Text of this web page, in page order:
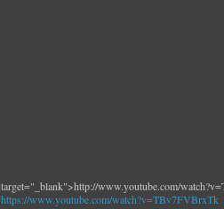
target="_blank">http://www.youtube.com/
https://www.youtube.com/watch?v=TBv7FVBrxTk